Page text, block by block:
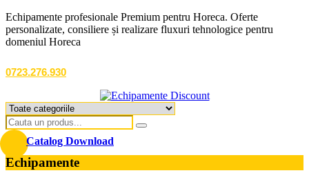
Echipamente profesionale Premium pentru Horeca. Oferte
personalizate, consiliere și realizare fluxuri tehnologice pentru
domeniul Horeca
0723.276.930
Catalog Download
Echipamente